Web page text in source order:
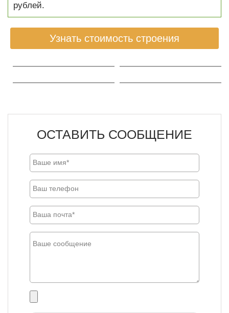
рублей.
Узнать стоимость строения
ОСТАВИТЬ СООБЩЕНИЕ